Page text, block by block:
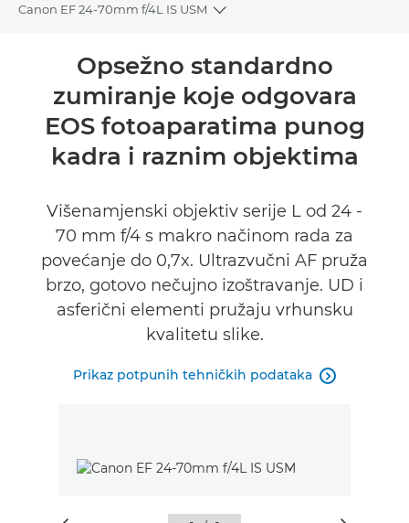
Canon EF 24-70mm f/4L IS USM
Toggle breadcrumbs
Tehnički podaci
Opsežno standardno
zumiranje koje odgovara
EOS fotoaparatima punog
kadra i raznim objektima
Višenamjenski objektiv serije L od 24 -
70 mm f/4 s makro načinom rada za
povećanje do 0,7x. Ultrazvučni AF pruža
brzo, gotovo nečujno izoštravanje. UD i
asferični elementi pružaju vrhunsku
kvalitetu slike.
Prikaz potpunih tehničkih podataka 